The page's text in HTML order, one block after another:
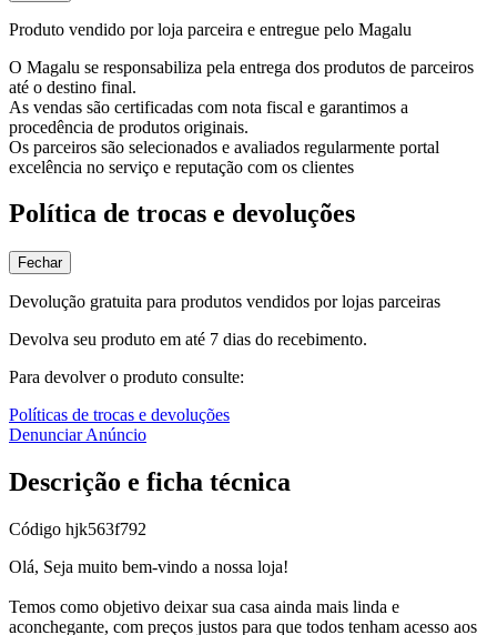
Produto vendido por loja parceira e entregue pelo Magalu
O Magalu se responsabiliza pela entrega dos produtos de parceiros
até o destino final.
As vendas são certificadas com nota fiscal e garantimos a
procedência de produtos originais.
Os parceiros são selecionados e avaliados regularmente portal
excelência no serviço e reputação com os clientes
Política de trocas e devoluções
Fechar
Devolução gratuita para produtos vendidos por lojas parceiras
Devolva seu produto em até 7 dias do recebimento.
Para devolver o produto consulte:
Políticas de trocas e devoluções
Denunciar Anúncio
Descrição e ficha técnica
Código hjk563f792
Olá, Seja muito bem-vindo a nossa loja!
Temos como objetivo deixar sua casa ainda mais linda e
aconchegante, com preços justos para que todos tenham acesso aos